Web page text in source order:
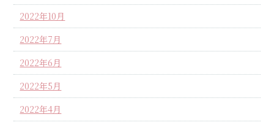
2022年10月
2022年7月
2022年6月
2022年5月
2022年4月